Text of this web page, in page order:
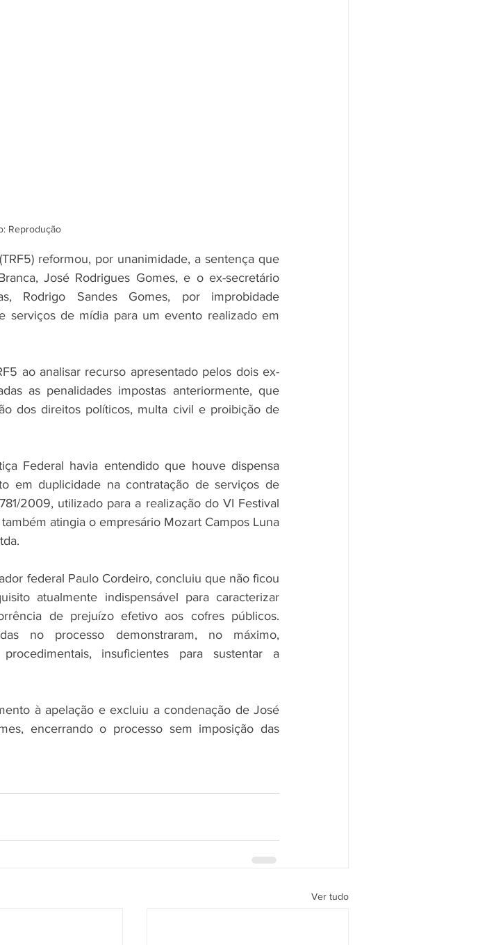
Reprodução
reformou, por unanimidade, a sentença que
José Rodrigues Gomes, e o ex-secretário
Rodrigo Sandes Gomes, por improbidade
serviços de mídia para um evento realizado em
ao analisar recurso apresentado pelos dois ex-
as penalidades impostas anteriormente, que
dos direitos políticos, multa civil e proibição de
Federal havia entendido que houve dispensa
em duplicidade na contratação de serviços de
2009, utilizado para a realização do VI Festival
atingia o empresário Mozart Campos Luna
federal Paulo Cordeiro, concluiu que não ficou
atualmente indispensável para caracterizar
de prejuízo efetivo aos cofres públicos.
no processo demonstraram, no máximo,
insuficientes para sustentar a
à apelação e excluiu a condenação de José
encerrando o processo sem imposição das
Ver tudo